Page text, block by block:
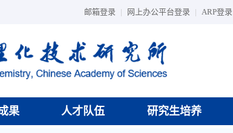
邮箱登录 | 网上办公平台登录 | ARP登录
果 人才队伍 研究生培养